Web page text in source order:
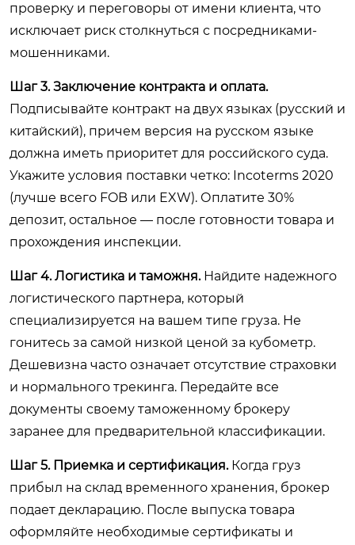
проверку и переговоры от имени клиента, что
исключает риск столкнуться с посредниками-
мошенниками.
Шаг 3. Заключение контракта и оплата.
Подписывайте контракт на двух языках (русский и
китайский), причем версия на русском языке
должна иметь приоритет для российского суда.
Укажите условия поставки четко: Incoterms 2020
(лучше всего FOB или EXW). Оплатите 30%
депозит, остальное — после готовности товара и
прохождения инспекции.
Шаг 4. Логистика и таможня.Найдите надежного
логистического партнера, который
специализируется на вашем типе груза. Не
гонитесь за самой низкой ценой за кубометр.
Дешевизна часто означает отсутствие страховки
и нормального трекинга. Передайте все
документы своему таможенному брокеру
заранее для предварительной классификации.
Шаг 5. Приемка и сертификация.Когда груз
прибыл на склад временного хранения, брокер
подает декларацию. После выпуска товара
оформляйте необходимые сертификаты и